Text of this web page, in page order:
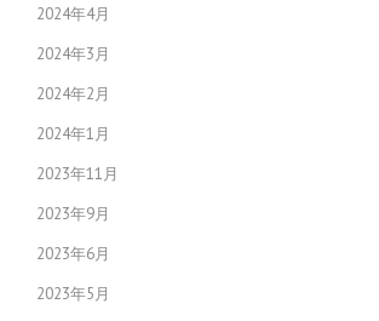
2024年4月
2024年3月
2024年2月
2024年1月
2023年11月
2023年9月
2023年6月
2023年5月